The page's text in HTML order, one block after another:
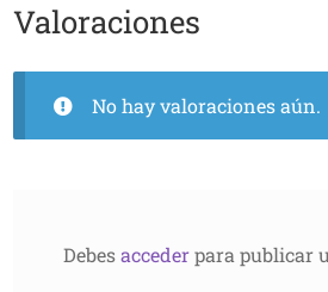
Valoraciones
No hay valoraciones aún.
Debesaccederpara publicar